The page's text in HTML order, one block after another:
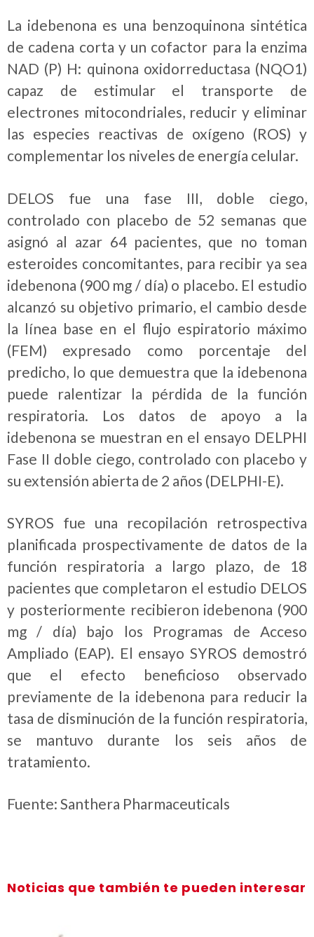
La idebenona es una benzoquinona sintética
de cadena corta y un cofactor para la enzima
NAD (P) H: quinona oxidorreductasa (NQO1)
capaz de estimular el transporte de
electrones mitocondriales, reducir y eliminar
las especies reactivas de oxígeno (ROS) y
complementar los niveles de energía celular.
DELOS fue una fase III, doble ciego,
controlado con placebo de 52 semanas que
asignó al azar 64 pacientes, que no toman
esteroides concomitantes, para recibir ya sea
idebenona (900 mg / día) o placebo. El estudio
alcanzó su objetivo primario, el cambio desde
la línea base en el flujo espiratorio máximo
(FEM) expresado como porcentaje del
predicho, lo que demuestra que la idebenona
puede ralentizar la pérdida de la función
respiratoria. Los datos de apoyo a la
idebenona se muestran en el ensayo DELPHI
Fase II doble ciego, controlado con placebo y
su extensión abierta de 2 años (DELPHI-E).
SYROS fue una recopilación retrospectiva
planificada prospectivamente de datos de la
función respiratoria a largo plazo, de 18
pacientes que completaron el estudio DELOS
y posteriormente recibieron idebenona (900
mg / día) bajo los Programas de Acceso
Ampliado (EAP). El ensayo SYROS demostró
que el efecto beneficioso observado
previamente de la idebenona para reducir la
tasa de disminución de la función respiratoria,
se mantuvo durante los seis años de
tratamiento.
Fuente: Santhera Pharmaceuticals
Noticias que también te pueden interesar